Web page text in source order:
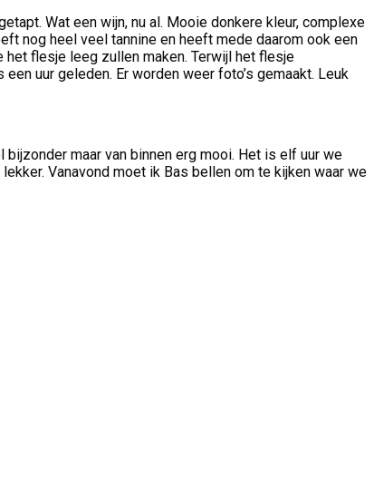
Wat een wijn, nu al. Mooie donkere kleur, complexe
nog heel veel tannine en heeft mede daarom ook een
flesje leeg zullen maken. Terwijl het flesje
uur geleden. Er worden weer foto’s gemaakt. Leuk
maar van binnen erg mooi. Het is elf uur we
Vanavond moet ik Bas bellen om te kijken waar we